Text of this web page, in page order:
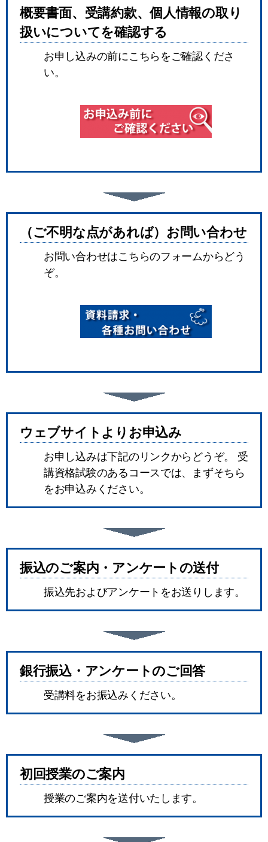
概要書面、受講約款、個人情報の取り
扱いについてを確認する
お申し込みの前にこちらをご確認くださ
い。
（ご不明な点があれば）お問い合わせ
お問い合わせはこちらのフォームからどう
ぞ。
ウェブサイトよりお申込み
お申し込みは下記のリンクからどうぞ。 受
講資格試験のあるコースでは、まずそちら
をお申込みください。
振込のご案内・アンケートの送付
振込先およびアンケートをお送りします。
銀行振込・アンケートのご回答
受講料をお振込みください。
初回授業のご案内
授業のご案内を送付いたします。